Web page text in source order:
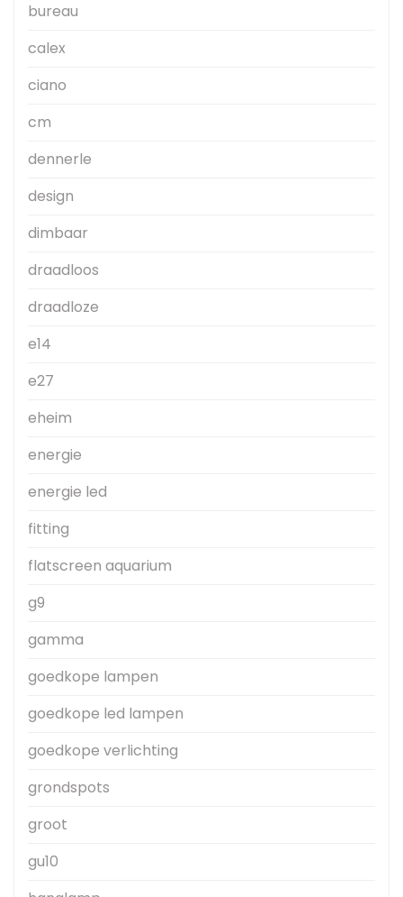
bureau
calex
ciano
cm
dennerle
design
dimbaar
draadloos
draadloze
e14
e27
eheim
energie
energie led
fitting
flatscreen aquarium
g9
gamma
goedkope lampen
goedkope led lampen
goedkope verlichting
grondspots
groot
gu10